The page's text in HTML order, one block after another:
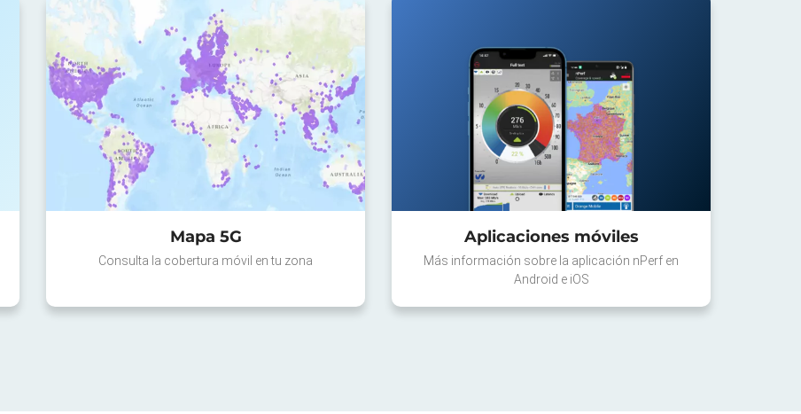
Mapa 5G
Consulta la cobertura móvil en tu zona
Aplicaciones móviles
Más información sobre la aplicación nPerf en
Android e iOS